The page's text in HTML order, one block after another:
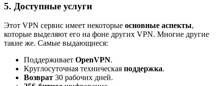
5. Доступные услуги
Этот VPN сервис имеет некоторые основные аспекты,
которые выделяют его на фоне других VPN. Многие другие
такие же. Самые выдающиеся:
Поддерживает OpenVPN.
Круглосуточная техническая поддержка.
Возврат 30 рабочих дней.